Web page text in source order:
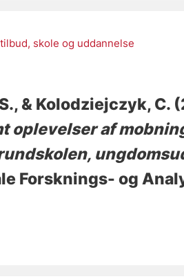
skole og uddannelse
, & Kolodziejczyk, C.
oplevelser af
Forsknings- og